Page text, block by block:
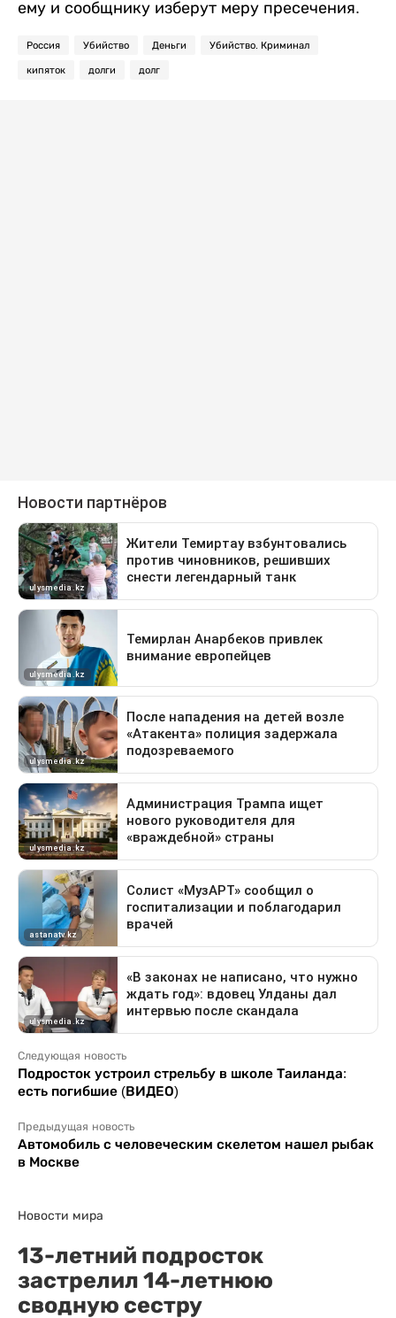
ему и сообщнику изберут меру пресечения.
Россия Убийство Деньги Убийство. Криминал
кипяток долги долг
Следующая новость
Подросток устроил стрельбу в школе Таиланда:
есть погибшие (ВИДЕО)
Предыдущая новость
Автомобиль с человеческим скелетом нашел рыбак
в Москве
Новости мира
13-летний подросток
застрелил 14-летнюю
сводную сестру